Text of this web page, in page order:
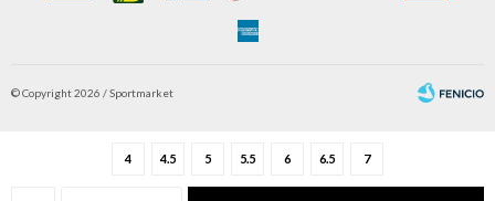
4 4.5 5 5.5 6 6.5 7
© Copyright 2026 / Sportmarket